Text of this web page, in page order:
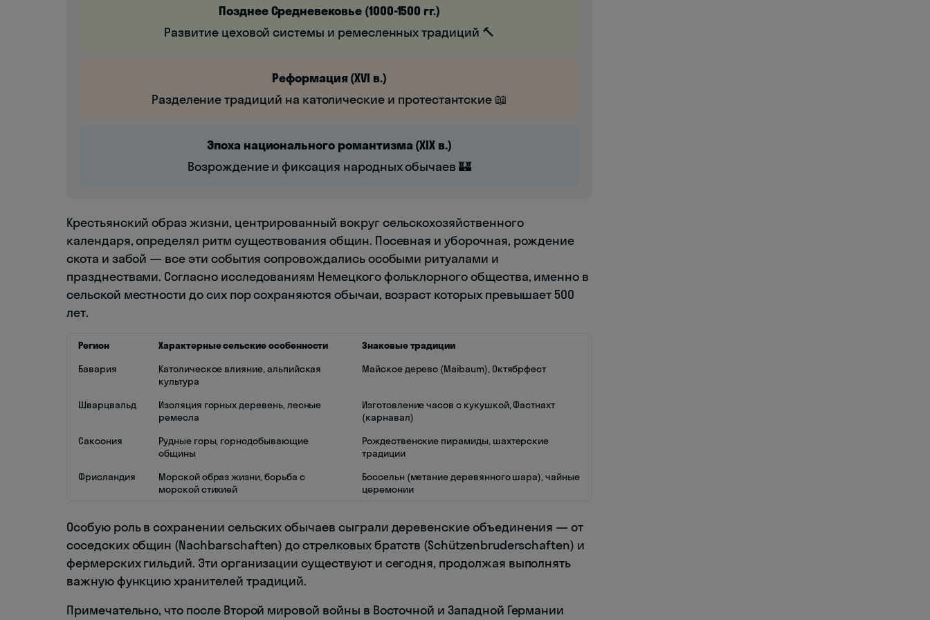
Позднее Средневековье (1000-1500 гг.)
Развитие цеховой системы и ремесленных традиций 🔨
Реформация (XVI в.)
Разделение традиций на католические и протестантские 📖
Эпоха национального романтизма (XIX в.)
Возрождение и фиксация народных обычаев 🏰
Крестьянский образ жизни, центрированный вокруг сельскохозяйственного
календаря, определял ритм существования общин. Посевная и уборочная, рождение
скота и забой — все эти события сопровождались особыми ритуалами и
празднествами. Согласно исследованиям Немецкого фольклорного общества, именно в
сельской местности до сих пор сохраняются обычаи, возраст которых превышает 500
лет.
Регион Характерные сельские особенности
Знаковые традиции
Бавария
Католическое влияние, альпийская
культура
Майское дерево (Maibaum), Октябрфест
Шварцвальд
Изоляция горных деревень, лесные
ремесла
Изготовление часов с кукушкой, Фастнахт
(карнавал)
Саксония
Рудные горы, горнодобывающие
общины
Рождественские пирамиды, шахтерские
традиции
Фрисландия
Морской образ жизни, борьба с
морской стихией
Боссельн (метание деревянного шара), чайные
церемонии
Особую роль в сохранении сельских обычаев сыграли деревенские объединения — от
соседских общин (Nachbarschaften) до стрелковых братств (Schützenbruderschaften) и
фермерских гильдий. Эти организации существуют и сегодня, продолжая выполнять
важную функцию хранителей традиций.
Примечательно, что после Второй мировой войны в Восточной и Западной Германии